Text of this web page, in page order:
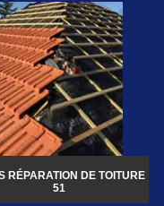
RÉPARATION DE TOITURE
51